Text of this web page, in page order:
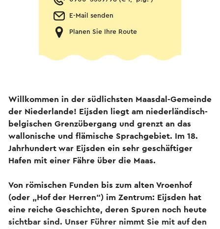
E-Mail senden
Planen Sie Ihre Route
Willkommen in der südlichsten Maasdal-Gemeinde
der Niederlande! Eijsden liegt am niederländisch-
belgischen Grenzübergang und grenzt an das
wallonische und flämische Sprachgebiet. Im 18.
Jahrhundert war Eijsden ein sehr geschäftiger
Hafen mit einer Fähre über die Maas.
Von römischen Funden bis zum alten Vroenhof
(oder „Hof der Herren“) im Zentrum: Eijsden hat
eine reiche Geschichte, deren Spuren noch heute
sichtbar sind. Unser Führer nimmt Sie mit auf den